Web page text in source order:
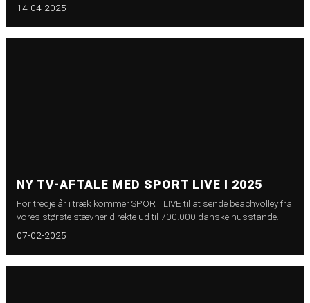
14-04-2025
NY TV-AFTALE MED SPORT LIVE I 2025
For tredje år i træk kommer SPORT LIVE til at sende beachvolley fra
vores største stævner direkte ud til 700.000 danske husstande.
07-02-2025